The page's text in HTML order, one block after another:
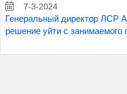
7-3-2024
Генеральный директор ЛСР
решение уйти с